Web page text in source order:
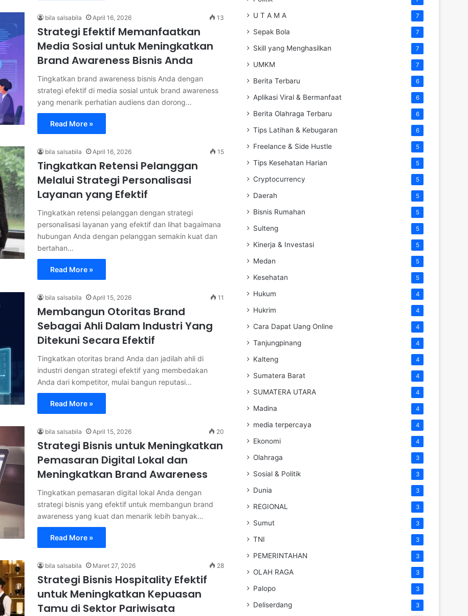
bila salsabila April 16, 2026 13
Strategi Efektif Memanfaatkan
Media Sosial untuk Meningkatkan
Brand Awareness Bisnis Anda
Tingkatkan brand awareness bisnis Anda dengan
strategi efektif di media sosial untuk brand awareness
yang menarik perhatian audiens dan dorong…
Read More »
bila salsabila April 16, 2026 15
Tingkatkan Retensi Pelanggan
Melalui Strategi Personalisasi
Layanan yang Efektif
Tingkatkan retensi pelanggan dengan strategi
personalisasi layanan yang efektif dan lihat bagaimana
hubungan Anda dengan pelanggan semakin kuat dan
bertahan…
Read More »
bila salsabila April 15, 2026 11
Membangun Otoritas Brand
Sebagai Ahli Dalam Industri Yang
Ditekuni Secara Efektif
Tingkatkan otoritas brand Anda dan jadilah ahli di
industri dengan strategi efektif yang membedakan
Anda dari kompetitor, mulai bangun reputasi…
Read More »
bila salsabila April 15, 2026 20
Strategi Bisnis untuk Meningkatkan
Pemasaran Digital Lokal dan
Meningkatkan Brand Awareness
Tingkatkan pemasaran digital lokal Anda dengan
strategi bisnis yang efektif untuk membangun brand
awareness yang kuat dan menarik lebih banyak…
Read More »
bila salsabila Maret 27, 2026 28
Strategi Bisnis Hospitality Efektif
untuk Meningkatkan Kepuasan
Tamu di Sektor Pariwisata
U T A M A 7
Sepak Bola 7
Skill yang Menghasilkan 7
UMKM 7
Berita Terbaru 6
Aplikasi Viral & Bermanfaat 6
Berita Olahraga Terbaru 6
Tips Latihan & Kebugaran 6
Freelance & Side Hustle 5
Tips Kesehatan Harian 5
Cryptocurrency 5
Daerah 5
Bisnis Rumahan 5
Sulteng 5
Kinerja & Investasi 5
Medan 5
Kesehatan 5
Hukum 4
Hukrim 4
Cara Dapat Uang Online 4
Tanjungpinang 4
Kalteng 4
Sumatera Barat 4
SUMATERA UTARA 4
Madina 4
media terpercaya 4
Ekonomi 4
Olahraga 3
Sosial & Politik 3
Dunia 3
REGIONAL 3
Sumut 3
TNI 3
PEMERINTAHAN 3
OLAH RAGA 3
Palopo 3
Deliserdang 3